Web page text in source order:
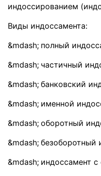
индоссированием
Виды индоссамента:
полный
частичный
банковский
именной
оборотный
безоборотный
индоссамент